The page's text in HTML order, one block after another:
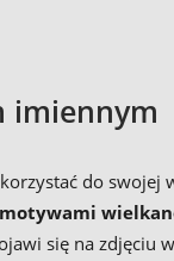
imiennym
do
motywami
się na zdjęciu